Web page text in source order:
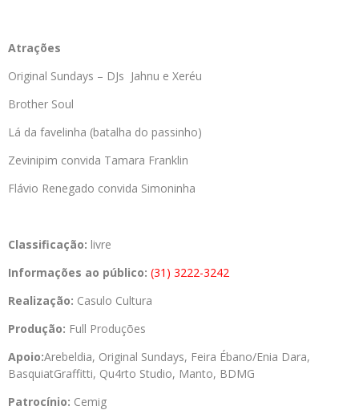
Atrações
Original Sundays – DJs Jahnu e Xeréu
Brother Soul
Lá da favelinha (batalha do passinho)
Zevinipim convida Tamara Franklin
Flávio Renegado convida Simoninha
Classificação: livre
Informações ao público: (31) 3222-3242
Realização: Casulo Cultura
Produção: Full Produções
Apoio:Arebeldia, Original Sundays, Feira Ébano/Enia Dara,
BasquiatGraffitti, Qu4rto Studio, Manto, BDMG
Patrocínio: Cemig